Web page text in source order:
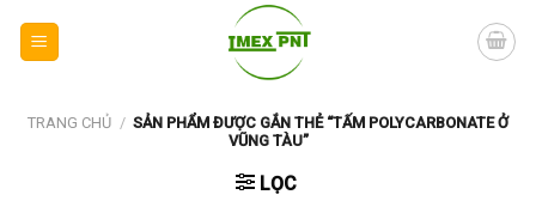
TRANG CHỦ / SẢN PHẨM ĐƯỢC GẮN THẺ “TẤM POLYCARBONATE Ở
VŨNG TÀU”
LỌC